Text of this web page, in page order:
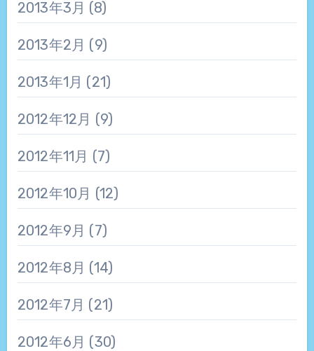
2013年3月 (8)
2013年2月 (9)
2013年1月 (21)
2012年12月 (9)
2012年11月 (7)
2012年10月 (12)
2012年9月 (7)
2012年8月 (14)
2012年7月 (21)
2012年6月 (30)